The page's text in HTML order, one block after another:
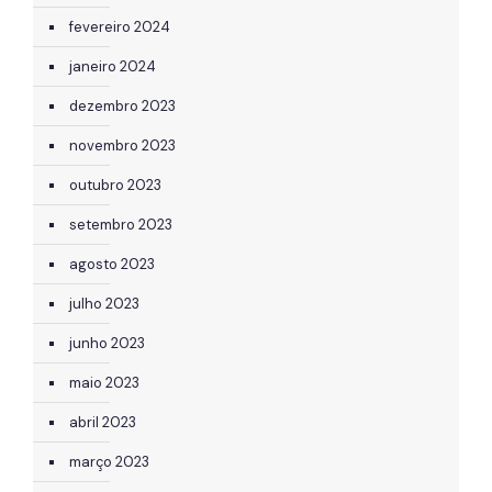
fevereiro 2024
janeiro 2024
dezembro 2023
novembro 2023
outubro 2023
setembro 2023
agosto 2023
julho 2023
junho 2023
maio 2023
abril 2023
março 2023